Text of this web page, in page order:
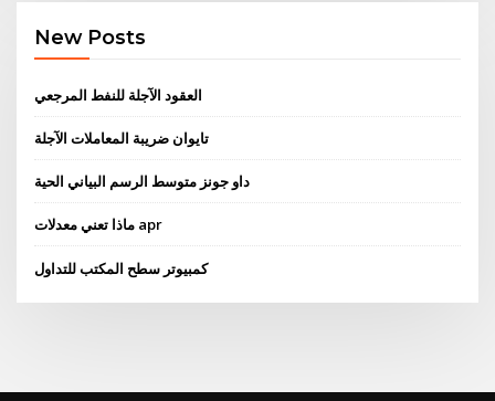
New Posts
العقود الآجلة للنفط المرجعي
تايوان ضريبة المعاملات الآجلة
داو جونز متوسط ​​الرسم البياني الحية
ماذا تعني معدلات apr
كمبيوتر سطح المكتب للتداول